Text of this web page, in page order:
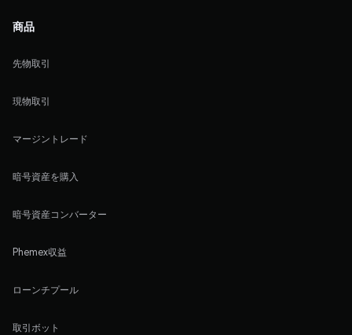
商品
先物取引
現物取引
マージントレード
暗号資産を購入
暗号資産コンバーター
Phemex収益
ローンチプール
取引ボット